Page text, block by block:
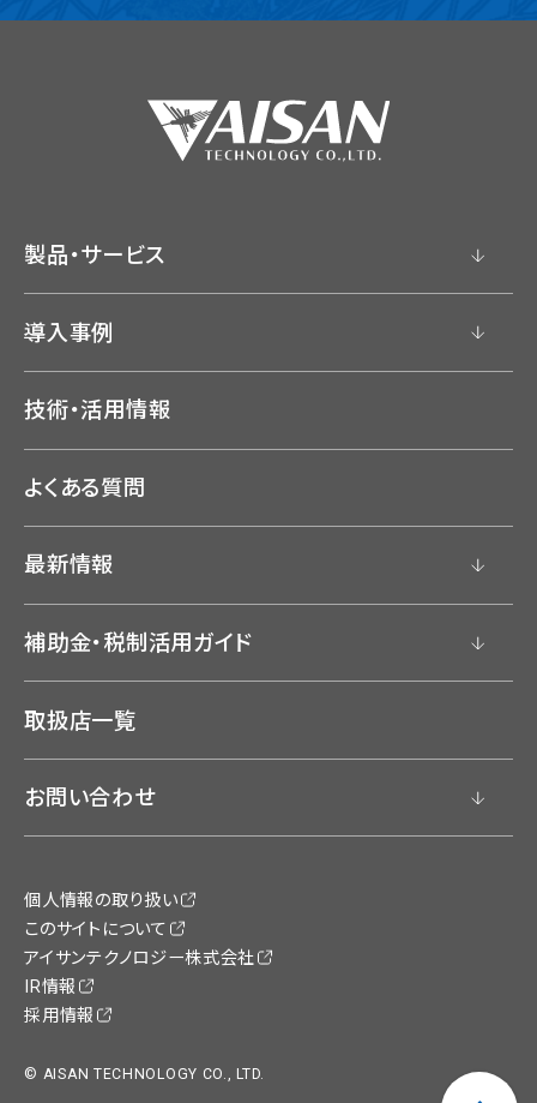
製品・サービス
導入事例
技術・活用情報
よくある質問
最新情報
補助金・税制活用ガイド
取扱店一覧
お問い合わせ
個人情報の取り扱い
このサイトについて
アイサンテクノロジー株式会社
IR情報
採用情報
© AISAN TECHNOLOGY CO., LTD.